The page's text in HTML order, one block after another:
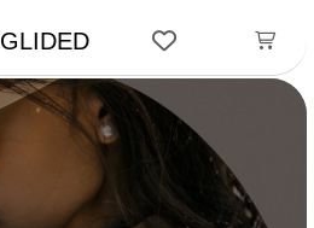
GLIDED